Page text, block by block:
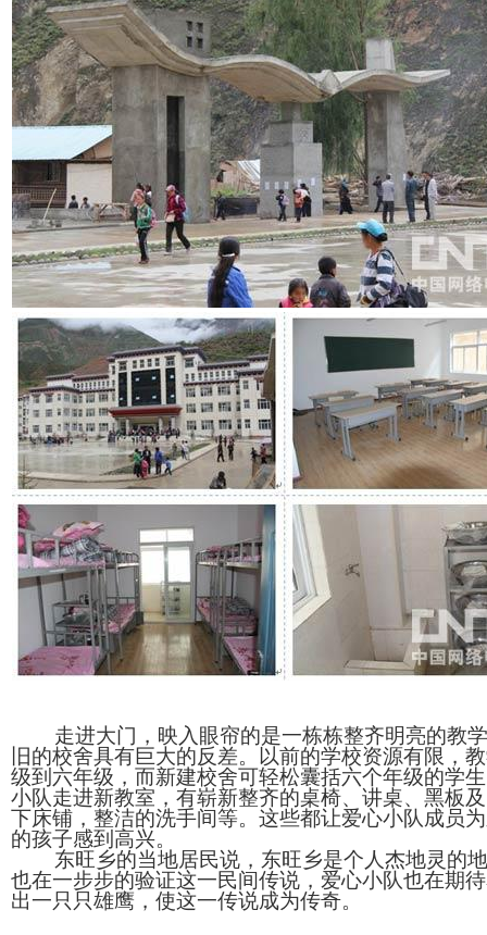
走进大门，映入眼帘的是一栋栋整齐明亮的教学
旧的校舍具有巨大的反差。以前的学校资源有限，
级到六年级，而新建校舍可轻松囊括六个年级的学
小队走进新教室，有崭新整齐的桌椅、讲桌、黑板
下床铺，整洁的洗手间等。这些都让爱心小队成员
的孩子感到高兴。
东旺乡的当地居民说，东旺乡是个人杰地灵的地
也在一步步的验证这一民间传说，爱心小队也在期
出一只只雄鹰，使这一传说成为传奇。